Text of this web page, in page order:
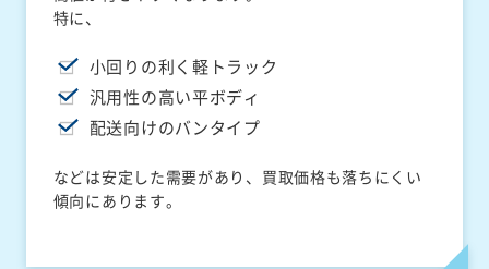
特に、
小回りの利く軽トラック
汎用性の高い平ボディ
配送向けのバンタイプ
などは安定した需要があり、買取価格も落ちにくい
傾向にあります。